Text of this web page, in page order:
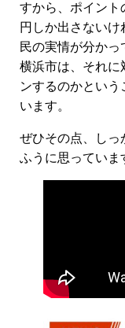
すから、ポイント
円しか出さない
民の実情が分か
横浜市は、それに
ンするのかとい
います。
ぜひその点、しっ
ふうに思っていま